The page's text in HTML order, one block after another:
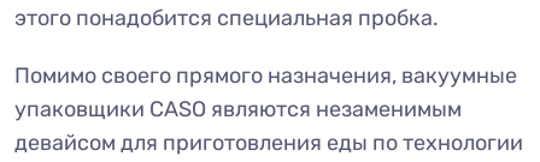
этого понадобится специальная пробка.
Помимо своего прямого назначения, вакуумные
упаковщики CASO являются незаменимым
девайсом для приготовления еды по технологии